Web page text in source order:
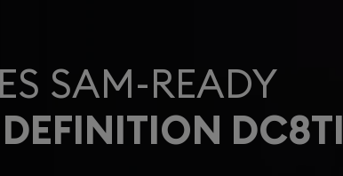
SAM-READY
DC8TI